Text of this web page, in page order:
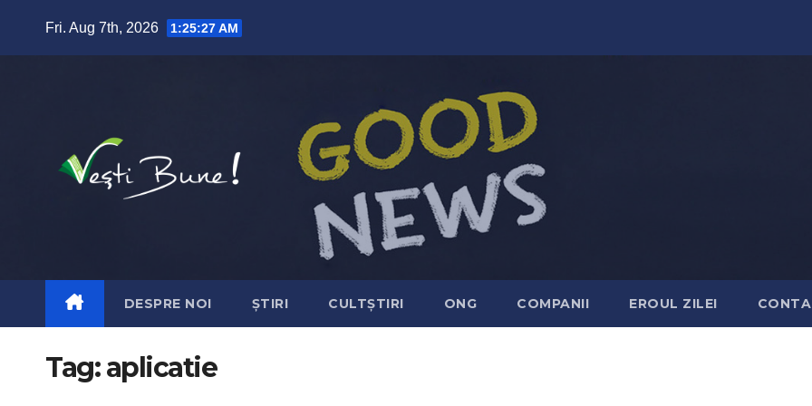
Fri. Aug 7th, 2026
1:25:28 AM
DESPRE NOI ȘTIRI CULTȘTIRI ONG COMPANII EROUL ZILEI
Tag:aplicatie